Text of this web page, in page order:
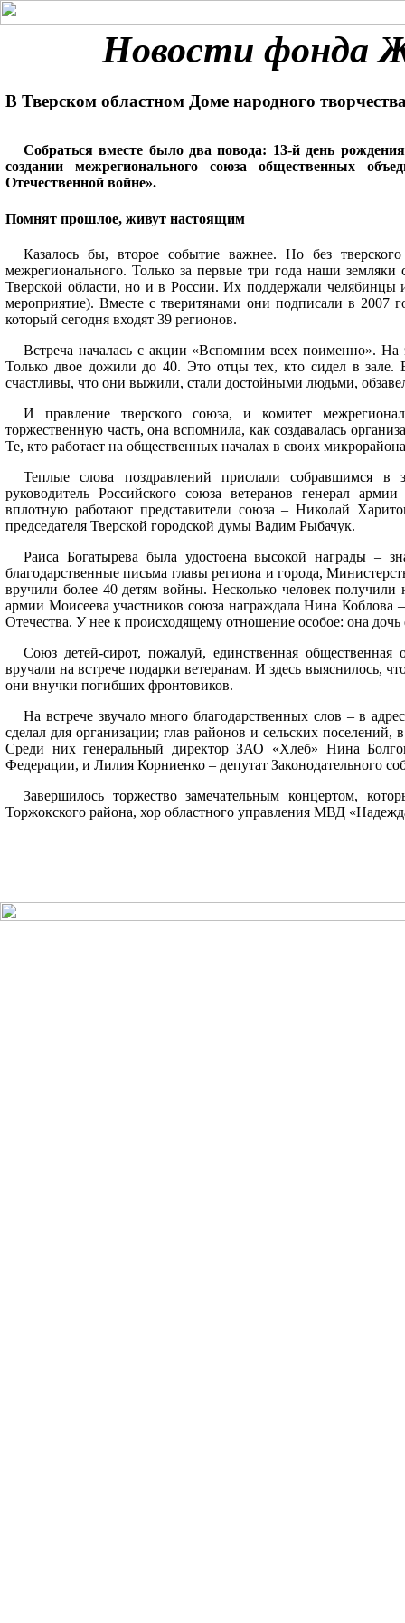
Новости
В Тверском областном Доме народного
Собраться вместе было два повода: 13-й день
создании межрегионального союза общественных
Отечественной войне».
Помнят прошлое, живут настоящим
Казалось бы, второе событие важнее. Но без
межрегионального. Только за первые три года наши
Тверской области, но и в России. Их поддержали челябинцы
мероприятие). Вместе с тверитянами они подписали в 2007
который сегодня входят 39 регионов.
Встреча началась с акции «Вспомним всех поименно».
Только двое дожили до 40. Это отцы тех, кто сидел в
счастливы, что они выжили, стали достойными людьми,
И правление тверского союза, и комитет
торжественную часть, она вспомнила, как создавалась
Те, кто работает на общественных началах в своих
Теплые слова поздравлений прислали собравшимся в
руководитель Российского союза ветеранов генерал
вплотную работают представители союза – Николай
председателя Тверской городской думы Вадим Рыбачук.
Раиса Богатырева была удостоена высокой награды –
благодарственные письма главы региона и города,
вручили более 40 детям войны. Несколько человек
армии Моисеева участников союза награждала Нина Коблова
Отечества. У нее к происходящему отношение особое: она
Союз детей-сирот, пожалуй, единственная
вручали на встрече подарки ветеранам. И здесь выяснилось,
они внучки погибших фронтовиков.
На встрече звучало много благодарственных слов – в
сделал для организации; глав районов и сельских
Среди них генеральный директор ЗАО «Хлеб» Нина
Федерации, и Лилия Корниенко – депутат Законодательного
Завершилось торжество замечательным концертом,
Торжокского района, хор областного управления МВД